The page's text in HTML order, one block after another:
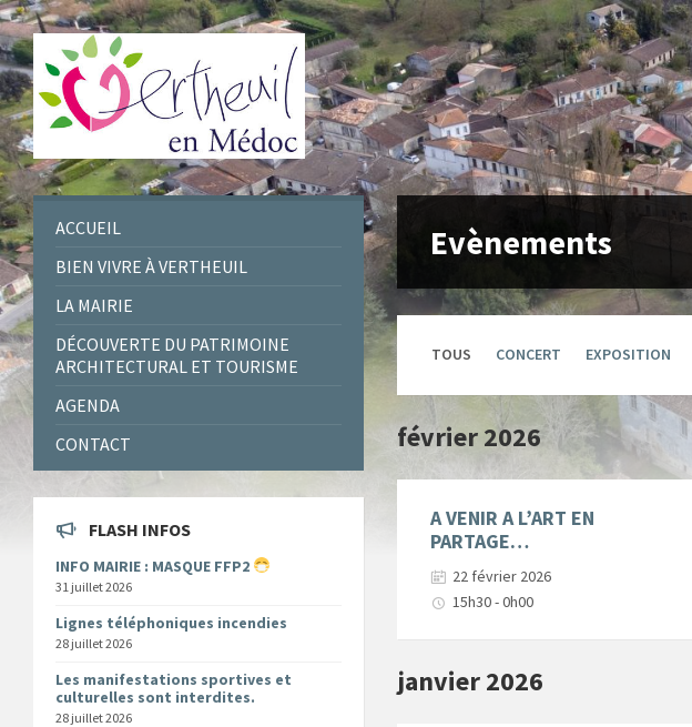
Skip
to
content
Skip
to
left
sidebar
Skip
to
right
sidebar
Skip
to
footer
Evènements
TOUS CONCERT EXPOSITION
février 2026
A VENIR A L’ART EN
PARTAGE…
22 février 2026
15h30 - 0h00
janvier 2026
ACCUEIL
BIEN VIVRE À VERTHEUIL
LA MAIRIE
DÉCOUVERTE DU PATRIMOINE
ARCHITECTURAL ET TOURISME
AGENDA
CONTACT
FLASH INFOS
INFO MAIRIE : MASQUE FFP2
31 juillet 2026
Lignes téléphoniques incendies
28 juillet 2026
Les manifestations sportives et
culturelles sont interdites.
28 juillet 2026